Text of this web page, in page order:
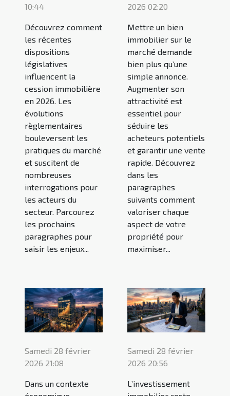
10:44
Découvrez comment
les récentes
dispositions
législatives
influencent la
cession immobilière
en 2026. Les
évolutions
règlementaires
bouleversent les
pratiques du marché
et suscitent de
nombreuses
interrogations pour
les acteurs du
secteur. Parcourez
les prochains
paragraphes pour
saisir les enjeux...
2026 02:20
Mettre un bien
immobilier sur le
marché demande
bien plus qu’une
simple annonce.
Augmenter son
attractivité est
essentiel pour
séduire les
acheteurs potentiels
et garantir une vente
rapide. Découvrez
dans les
paragraphes
suivants comment
valoriser chaque
aspect de votre
propriété pour
maximiser...
Samedi 28 février
2026 21:08
Dans un contexte
Samedi 28 février
2026 20:56
L’investissement